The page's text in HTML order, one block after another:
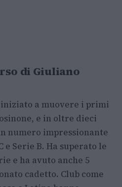
di Giuliano
a muovere i primi
e in oltre dieci
numero impressionante
e Serie B. Ha superato le
e ha avuto anche 5
cadetto. Club come